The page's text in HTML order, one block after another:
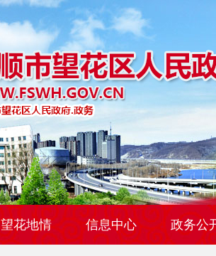
望花地情 信息中心 政务公